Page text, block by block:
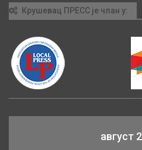
Крушевац ПРЕСС је члан у:
август